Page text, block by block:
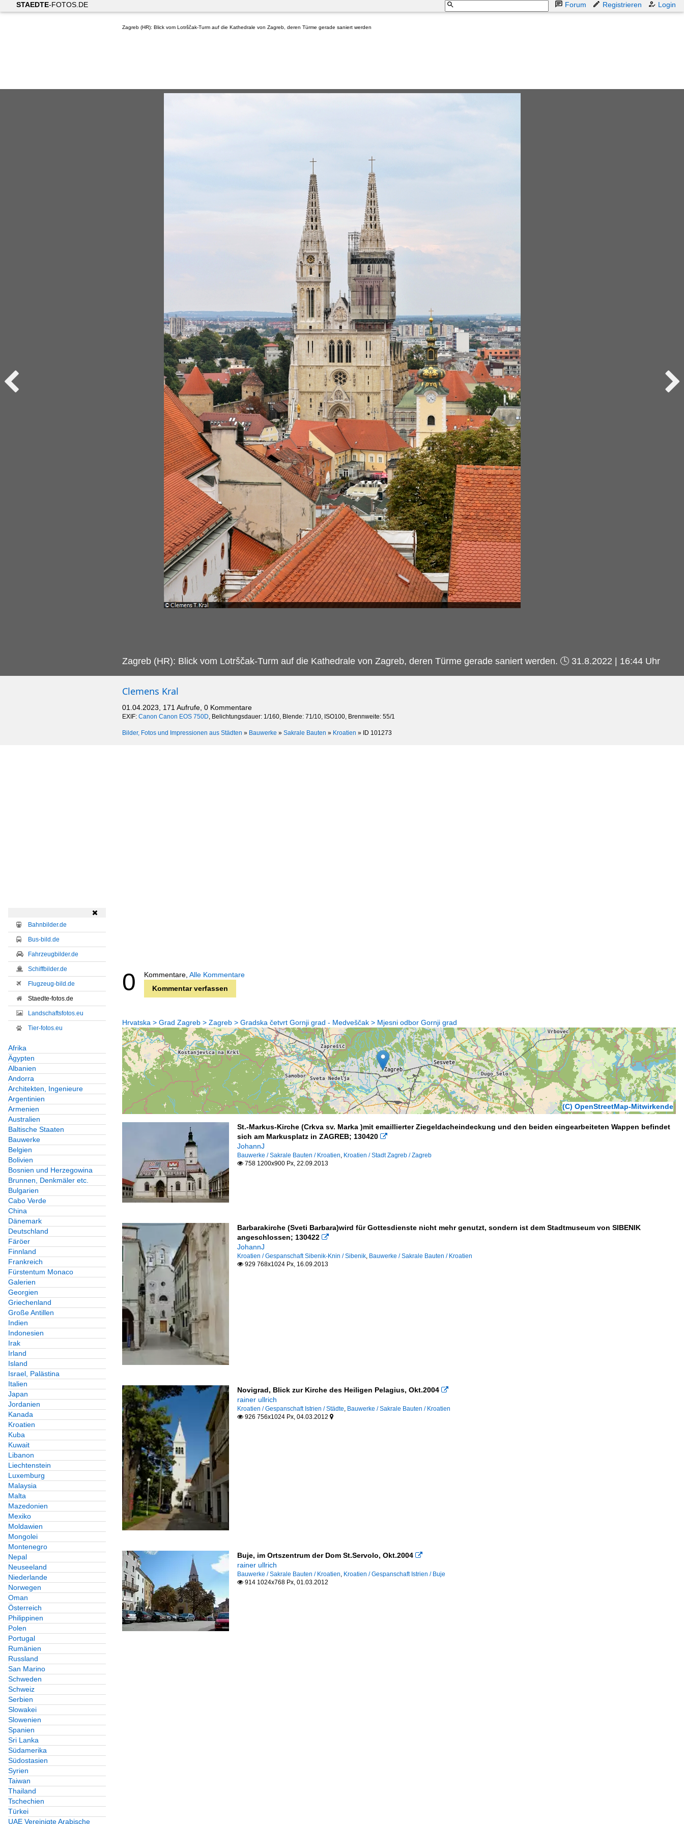
STAEDTE-FOTOS.DE Forum Registrieren Login
Zagreb (HR): Blick vom Lotrščak-Turm auf die Kathedrale von Zagreb, deren Türme gerade saniert werden
Zagreb (HR): Blick vom Lotrščak-Turm auf die Kathedrale von Zagreb, deren Türme gerade saniert werden. 🕓 31.8.2022 | 16:44 Uhr
Clemens Kral
01.04.2023, 171 Aufrufe, 0 Kommentare
EXIF: Canon Canon EOS 750D, Belichtungsdauer: 1/160, Blende: 71/10, ISO100, Brennweite: 55/1
Bilder, Fotos und Impressionen aus Städten » Bauwerke » Sakrale Bauten » Kroatien » ID 101273

Bahnbilder.de
Bus-bild.de
Fahrzeugbilder.de
Schiffbilder.de
Flugzeug-bild.de
Staedte-fotos.de
Landschaftsfotos.eu
Tier-fotos.eu
Afrika
Ägypten
Albanien
Andorra
Architekten, Ingenieure
Argentinien
Armenien
Australien
Baltische Staaten
Bauwerke
Belgien
Bolivien
Bosnien und Herzegowina
Brunnen, Denkmäler etc.
Bulgarien
Cabo Verde
China
Dänemark
Deutschland
Färöer
Finnland
Frankreich
Fürstentum Monaco
Galerien
Georgien
Griechenland
Große Antillen
Indien
Indonesien
Irak
Irland
Island
Israel, Palästina
Italien
Japan
Jordanien
Kanada
Kroatien
Kuba
Kuwait
Libanon
Liechtenstein
Luxemburg
Malaysia
Malta
Mazedonien
Mexiko
Moldawien
Mongolei
Montenegro
Nepal
Neuseeland
Niederlande
Norwegen
Oman
Österreich
Philippinen
Polen
Portugal
Rumänien
Russland
San Marino
Schweden
Schweiz
Serbien
Slowakei
Slowenien
Spanien
Sri Lanka
Südamerika
Südostasien
Syrien
Taiwan
Thailand
Tschechien
Türkei
UAE Vereinigte Arabische
0 Kommentare, Alle Kommentare
Kommentar verfassen
Hrvatska > Grad Zagreb > Zagreb > Gradska četvrt Gornji grad - Medveščak > Mjesni odbor Gornji grad
(C) OpenStreetMap-Mitwirkende
St.-Markus-Kirche (Crkva sv. Marka )mit emaillierter Ziegeldacheindeckung und den beiden eingearbeiteten Wappen befindet
sich am Markusplatz in ZAGREB; 130420 
JohannJ
Bauwerke / Sakrale Bauten / Kroatien, Kroatien / Stadt Zagreb / Zagreb
758 1200x900 Px, 22.09.2013
Barbarakirche (Sveti Barbara)wird für Gottesdienste nicht mehr genutzt, sondern ist dem Stadtmuseum von SIBENIK
angeschlossen; 130422 
JohannJ
Kroatien / Gespanschaft Sibenik-Knin / Sibenik, Bauwerke / Sakrale Bauten / Kroatien
929 768x1024 Px, 16.09.2013
Novigrad, Blick zur Kirche des Heiligen Pelagius, Okt.2004 
rainer ullrich
Kroatien / Gespanschaft Istrien / Städte, Bauwerke / Sakrale Bauten / Kroatien
926 756x1024 Px, 04.03.2012 
Buje, im Ortszentrum der Dom St.Servolo, Okt.2004 
rainer ullrich
Bauwerke / Sakrale Bauten / Kroatien Kroatien / Gespanschaft Istrien / Buje
914 1024x768 Px, 01.03.2012